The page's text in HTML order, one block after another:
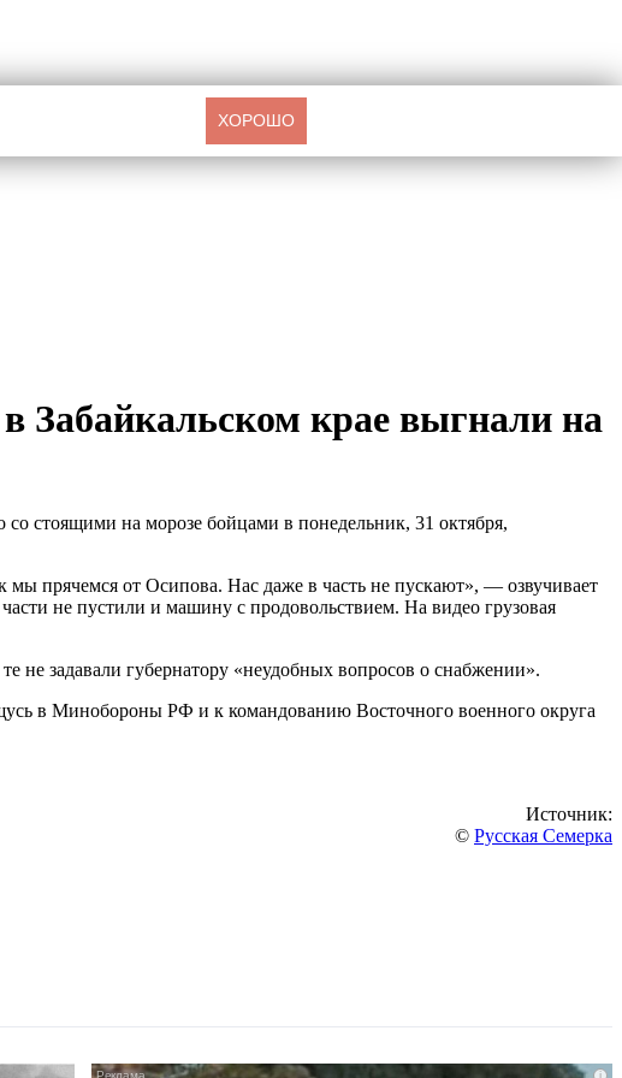
Забайкальском крае выгнали на
стоящими на морозе бойцами в понедельник, 31 октября,
мы прячемся от Осипова. Нас даже в часть не пускают», — озвучивает
не пустили и машину с продовольствием. На видео грузовая
не задавали губернатору «неудобных вопросов о снабжении».
в Минобороны РФ и к командованию Восточного военного округа
Источник:
© Русская Семерка
i
ХОРОШО